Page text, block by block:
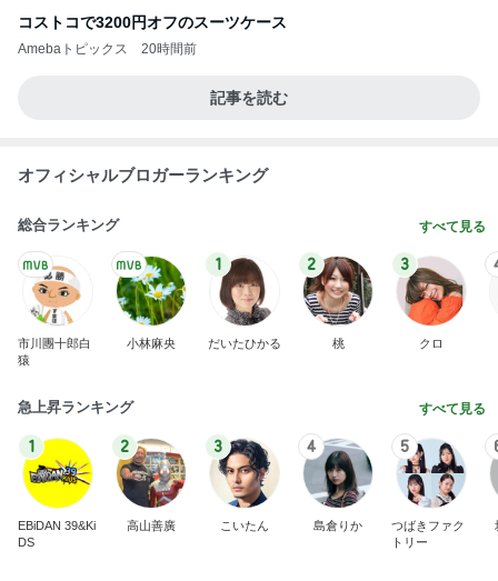
コストコで3200円オフのスーツケース
Amebaトピックス 20時間前
記事を読む
オフィシャルブロガーランキング
総合ランキング すべて見る
市川團十郎白
猿
小林麻央
1
だいたひかる
2
桃
3
クロ
急上昇ランキング すべて見る
1
EBiDAN 39&Ki
DS
2
高山善廣
3
こいたん
4
島倉りか
5
つばきファク
トリー